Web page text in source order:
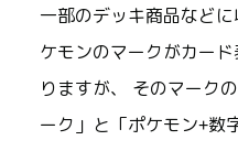
一部のデッキ商品など
ケモンのマークがカー
りますが、 そのマーク
ーク」と「ポケモン+数